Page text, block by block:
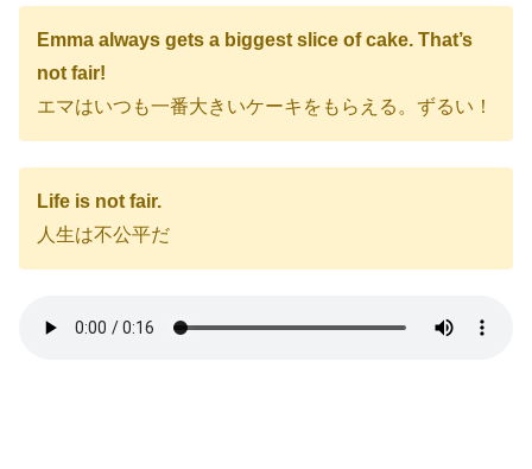
Emma always gets a biggest slice of cake. That’s
not fair!
エマはいつも一番大きいケーキをもらえる。ずるい！
Life is not fair.
人生は不公平だ